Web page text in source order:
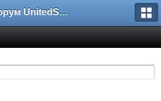
Форум UnitedSouth